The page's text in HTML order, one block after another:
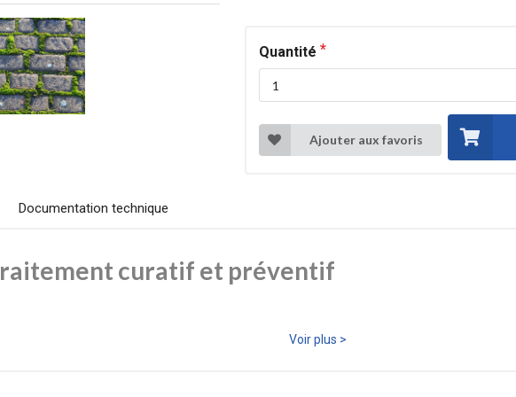
Quantité
Ajouter aux favoris
Documentation technique
curatif et préventif
sans rinçage, et offre une protection longue durée contre la réapparition des micro-
Voir plus >